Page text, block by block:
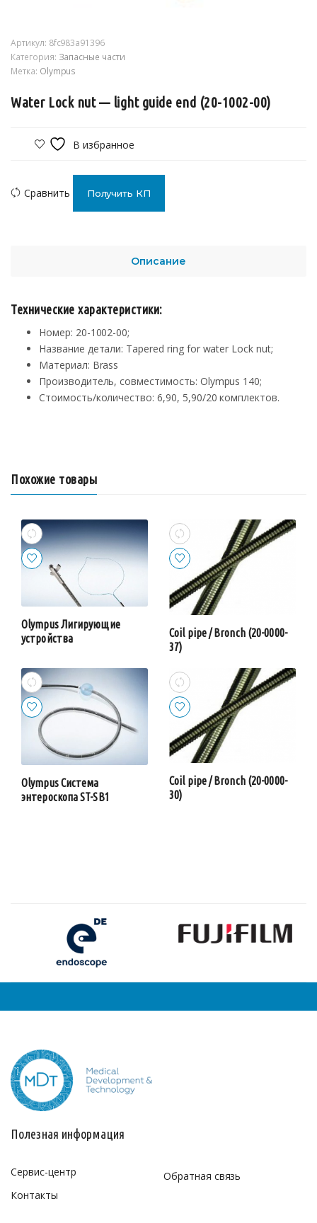
Артикул: 8fc983a91396
Категория: Запасные части
Метка: Olympus
Water Lock nut — light guide end (20-1002-00)
В избранное
Сравнить Получить КП
Описание
Технические характеристики:
Номер: 20-1002-00;
Название детали: Tapered ring for water Lock nut;
Материал: Brass
Производитель, совместимость: Olympus 140;
Стоимость/количество: 6,90, 5,90/20 комплектов.
Похожие товары
Olympus Лигирующие
устройства
Coil pipe / Bronch (20-0000-
37)
Olympus Система
энтероскопа ST-SB1
Coil pipe / Bronch (20-0000-
30)
Полезная информация
Сервис-центр
Контакты
Обратная связь